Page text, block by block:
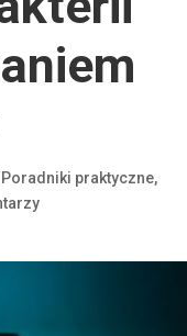
Poradniki praktyczne,